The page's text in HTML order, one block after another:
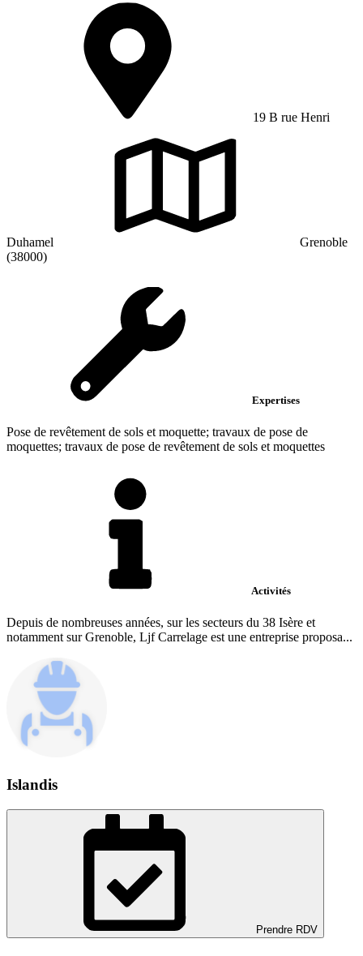
19 B rue Henri
Duhamel
Grenoble
(38000)
Expertises
Pose de revêtement de sols et moquette; travaux de pose de
moquettes; travaux de pose de revêtement de sols et moquettes
Activités
Depuis de nombreuses années, sur les secteurs du 38 Isère et
notamment sur Grenoble, Ljf Carrelage est une entreprise proposa...
Islandis
Prendre RDV